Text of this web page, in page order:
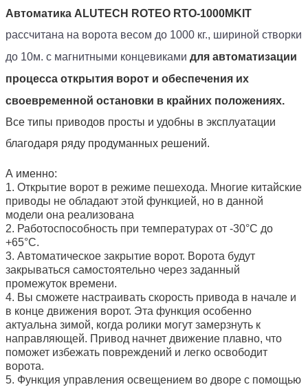
Автоматика ALUTECH ROTEO RTO-1000MKIT
рассчитана на ворота весом до 1000 кг., шириной створки
до 10м. с магнитными концевиками для автоматизации
процесса открытия ворот и обеспечения их
своевременной остановки в крайних положениях.
Все типы приводов просты и удобны в эксплуатации
благодаря ряду продуманных решений.
А именно:
1. Открытие ворот в режиме пешехода. Многие китайские
приводы не обладают этой функцией, но в данной
модели она реализована
2. Работоспособность при температурах от -30°C до
+65°C.
3. Автоматическое закрытие ворот. Ворота будут
закрываться самостоятельно через заданный
промежуток времени.
4. Вы сможете настраивать скорость привода в начале и
в конце движения ворот. Эта функция особенно
актуальна зимой, когда ролики могут замерзнуть к
направляющей. Привод начнет движение плавно, что
поможет избежать повреждений и легко освободит
ворота.
5. Функция управления освещением во дворе с помощью